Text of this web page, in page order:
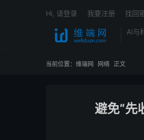
AI与
Hi, 请登录 我要注册 找回
当前位置： 维端网 网络 正文
避免“先